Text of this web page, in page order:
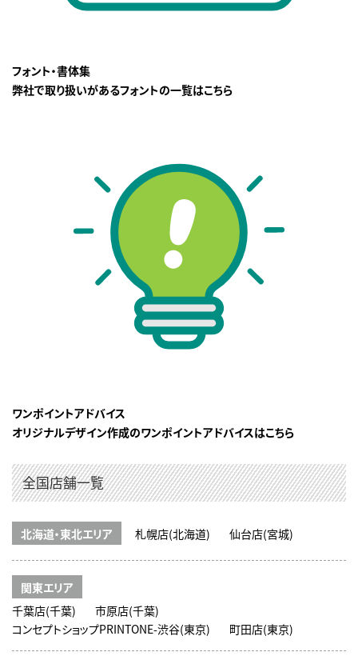
フォント・書体集
弊社で取り扱いがあるフォントの一覧はこちら
ワンポイントアドバイス
オリジナルデザイン作成のワンポイントアドバイスはこちら
全国店舗一覧
北海道・東北エリア 札幌店(北海道) 仙台店(宮城)
関東エリア
千葉店(千葉)
市原店(千葉)
コンセプトショップPRINTONE-渋谷(東京)
町田店(東京)